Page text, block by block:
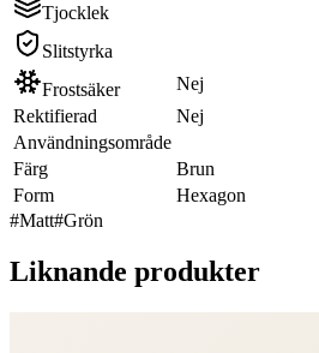
Tjocklek
Slitstyrka
Frostsäker
Nej
Rektifierad
Nej
Användningsområde
Färg
Brun
Form
Hexagon
#Matt#Grön
Liknande produkter